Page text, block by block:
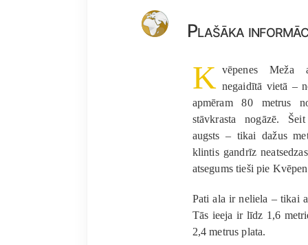
Plašāka
K vēpenes Meža
negaidītā vietā –
apmēram 80 metrus
stāvkrasta nogāzē.
augsts – tikai dažus
klintis gandrīz
atsegums tieši pie
Pati ala ir neliela – tikai
Tās ieeja ir līdz 1,6
2,4 metrus plata.